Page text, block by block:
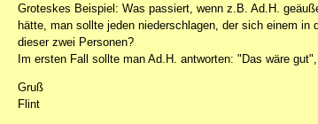
Groteskes Beispiel: Was passiert, wenn z.B. Ad.H.
hätte, man sollte jeden niederschlagen, der sich einem
dieser zwei Personen?
Im ersten Fall sollte man Ad.H. antworten: "Das wäre
Gruß
Flint